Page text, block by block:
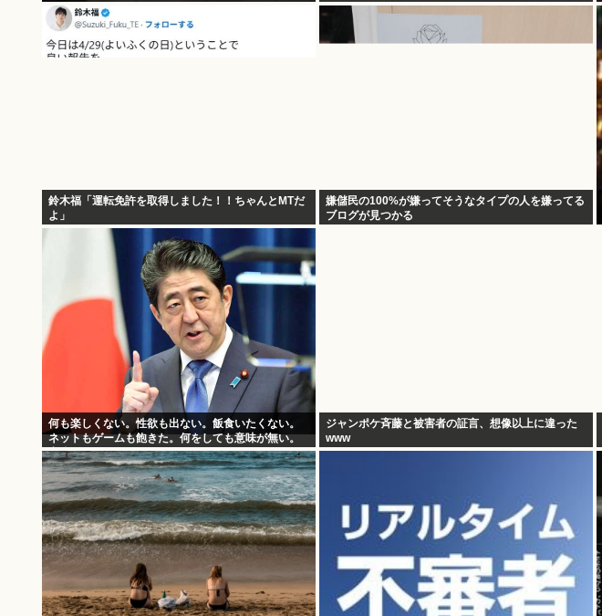
鈴木福「運転免許を取得しました！！ちゃんとMTだ
よ」
嫌儲民の100%が嫌ってそうなタイプの人を嫌ってる
ブログが見つかる
何も楽しくない。性欲も出ない。飯食いたくない。
ネットもゲームも飽きた。何をしても意味が無い。
安倍晋三
ジャンポケ斉藤と被害者の証言、想像以上に違った
www